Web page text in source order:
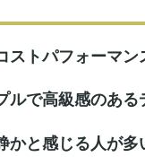
ストパフォーマン
ルで高級感のある
かと感じる人が多